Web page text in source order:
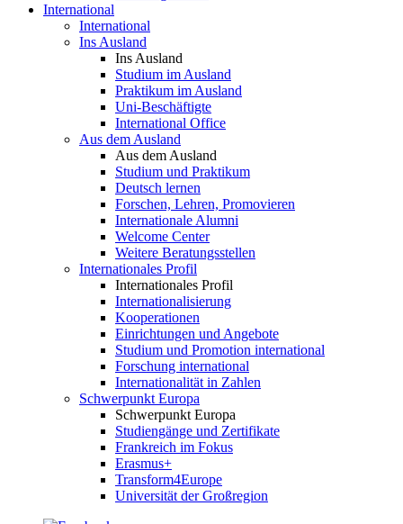
International
International
Ins Ausland
Ins Ausland
Studium im Ausland
Praktikum im Ausland
Uni-Beschäftigte
International Office
Aus dem Ausland
Aus dem Ausland
Studium und Praktikum
Deutsch lernen
Forschen, Lehren, Promovieren
Internationale Alumni
Welcome Center
Weitere Beratungsstellen
Internationales Profil
Internationales Profil
Internationalisierung
Kooperationen
Einrichtungen und Angebote
Studium und Promotion international
Forschung international
Internationalität in Zahlen
Schwerpunkt Europa
Schwerpunkt Europa
Studiengänge und Zertifikate
Frankreich im Fokus
Erasmus+
Transform4Europe
Universität der Großregion